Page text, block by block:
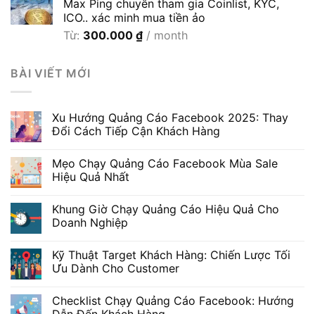
Max Ping chuyên tham gia Coinlist, KYC,
ICO.. xác minh mua tiền ảo
Từ: 300.000 ₫ / month
BÀI VIẾT MỚI
Xu Hướng Quảng Cáo Facebook 2025: Thay
Đổi Cách Tiếp Cận Khách Hàng
Mẹo Chạy Quảng Cáo Facebook Mùa Sale
Hiệu Quả Nhất
Khung Giờ Chạy Quảng Cáo Hiệu Quả Cho
Doanh Nghiệp
Kỹ Thuật Target Khách Hàng: Chiến Lược Tối
Ưu Dành Cho Customer
Checklist Chạy Quảng Cáo Facebook: Hướng